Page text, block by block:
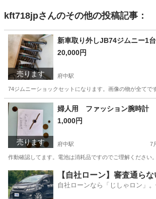
kft718jpさんのその他の投稿記事：
売ります
新車取り外しJB74ジムニー1
20,000円
府中駅
74ジムニーショックセットになります。画像の物が全てで
広島 府中市 府中駅 セット
売ります
婦人用 ファッション腕時計
1,000円
府中駅 7
作動確認してます。電池は消耗品ですのでご理解ください
広島 府中市 府中駅 アクセサリー 婦人
【自社ローン】審査通ら
自社ローンなら「じしゃロン」